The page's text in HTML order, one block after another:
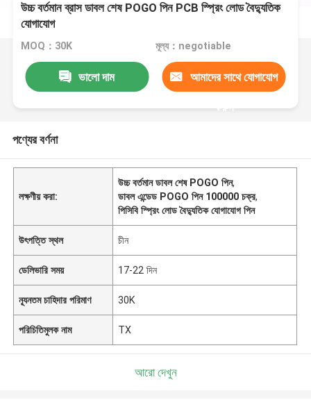
উচ্চ বর্তমান ব্রাস ডাবল শেষ POGO পিন PCB স্প্রিং লোড বৈদ্যুতিক
যোগাযোগ
MOQ：30K মূল্য：negotiable
ভালো দাম আমাদের সাথে যোগাযোগ
করুন
পণ্যের বর্ণনা
লক্ষণীয় করা:
উচ্চ বর্তমান ডাবল শেষ POGO পিন,
ডাবল এন্ডেড POGO পিন 100000 চক্র,
পিসিবি স্প্রিং লোড বৈদ্যুতিক যোগাযোগ পিন
উৎপত্তি স্থল চীন
ডেলিভারি সময় 17-22 দিন
ন্যূনতম চাহিদার পরিমাণ 30K
পরিচিতিমুলক নাম TX
আরো দেখুন